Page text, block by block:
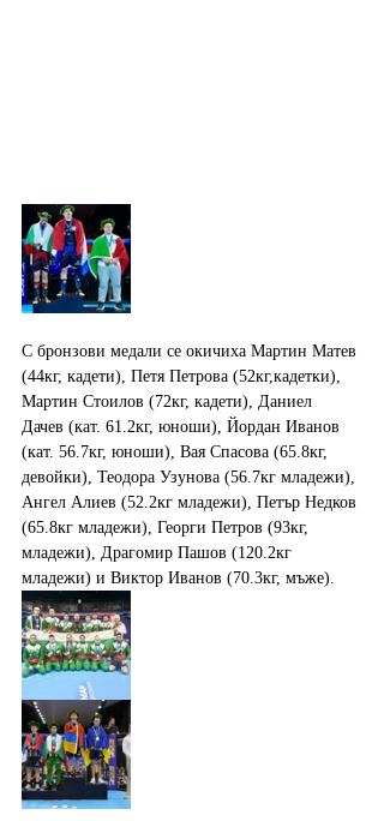
С бронзови медали се окичиха Мартин Матев
(44кг, кадети), Петя Петрова (52кг,кадетки),
Мартин Стоилов (72кг, кадети), Даниел
Дачев (кат. 61.2кг, юноши), Йордан Иванов
(кат. 56.7кг, юноши), Вая Спасова (65.8кг,
девойки), Теодора Узунова (56.7кг младежи),
Ангел Алиев (52.2кг младежи), Петър Недков
(65.8кг младежи), Георги Петров (93кг,
младежи), Драгомир Пашов (120.2кг
младежи) и Виктор Иванов (70.3кг, мъже).